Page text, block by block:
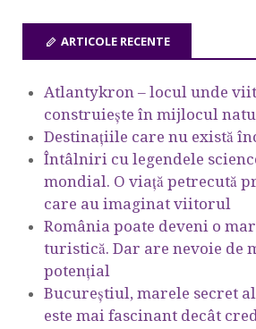
ARTICOLE RECENTE
Atlantykron – locul unde
construiește în mijlocul
Destinațiile care nu există
Întâlniri cu legendele
mondial. O viață petrecută
care au imaginat viitorul
România poate deveni o
turistică. Dar are nevoie de
potențial
Bucureștiul, marele secret
este mai fascinant decât